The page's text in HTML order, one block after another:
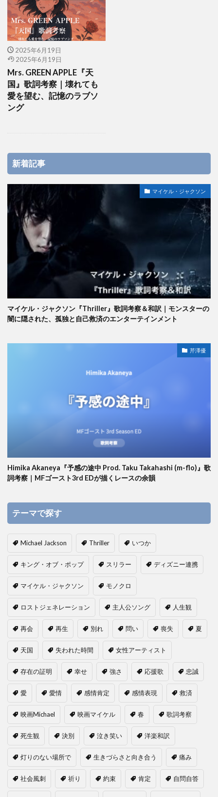
2025年6月19日
2025年6月19日
Mrs. GREEN APPLE『天
国』歌詞考察｜壊れても
愛を望む、記憶のラブソ
ング
新着記事
マイケル・ジャクソン
マイケル・ジャクソン『Thriller』歌詞考察＆和訳｜モンスターの
闇に隠された、孤独と自己救済のエンターテインメント
芹澤優
Himika Akaneya『予感の途中 Prod. Taku Takahashi (m-flo)』歌
詞考察｜MFゴースト3rd EDが描くレースの余韻
テーマで探す
Michael Jackson Thriller いつか
キング・オブ・ポップ スリラー ディズニー連携
マイケル・ジャクソン モノクロ
ロストジェネレーション 主人公ソング 人生観
再会 再生 別れ 問い 喪失 夏
天国 失われた時間 女性アーティスト
存在の証明 幸せ 強さ 応援歌 忠誠
愛 愛情 感情肯定 感情表現 救済
映画Michael 映画マイケル 春 歌詞考察
死生観 決別 泣き笑い 洋楽和訳
灯りのない場所で 生きづらさと向き合う 痛み
社会風刺 祈り 約束 肯定 自問自答